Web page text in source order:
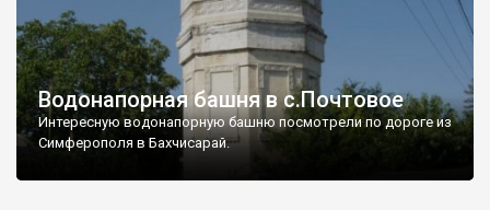
Водонапорная башня в с.Почтовое
Интересную водонапорную башню посмотрели по дороге из
Симферополя в Бахчисарай.